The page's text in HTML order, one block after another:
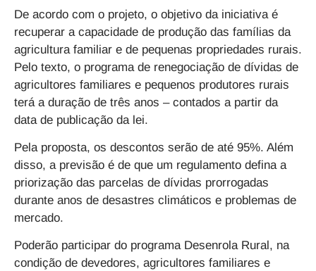
De acordo com o projeto, o objetivo da iniciativa é
recuperar a capacidade de produção das famílias da
agricultura familiar e de pequenas propriedades rurais.
Pelo texto, o programa de renegociação de dívidas de
agricultores familiares e pequenos produtores rurais
terá a duração de três anos – contados a partir da
data de publicação da lei.
Pela proposta, os descontos serão de até 95%. Além
disso, a previsão é de que um regulamento defina a
priorização das parcelas de dívidas prorrogadas
durante anos de desastres climáticos e problemas de
mercado.
Poderão participar do programa Desenrola Rural, na
condição de devedores, agricultores familiares e